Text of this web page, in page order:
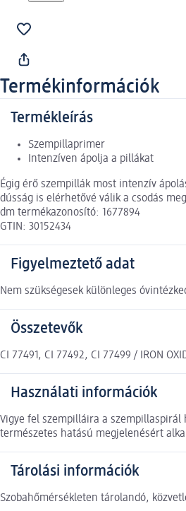
Termékinformációk
Termékleírás
Szempillaprimer
Intenzíven ápolja a pillákat
Égig érő szempillák most intenzív
dússág is elérhetővé válik a csodás
dm termékazonosító: 1677894
GTIN: 30152434
Figyelmeztető adat
Nem szükségesek különleges
Összetevők
CI 77491, CI 77492, CI 77499 / IRON
Használati információk
Vigye fel szempilláira a
természetes hatású megjelenésért
Tárolási információk
Szobahőmérsékleten tárolandó,